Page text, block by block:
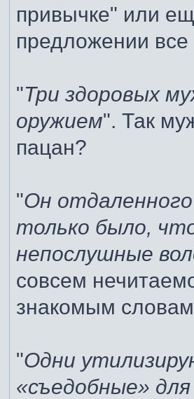
привычке" или
предложении
"Три здоровых
оружием". Так
пацан?
"Он
только было,
непослушные
совсем
знакомым
"Одни
«съедобные»